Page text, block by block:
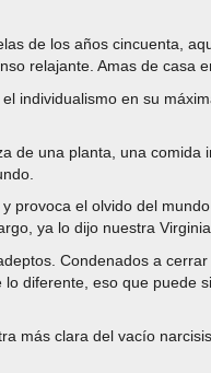
de los años cincuenta,
relajante. Amas de casa
individualismo en su
de una planta, una
provoca el olvido del
ya lo dijo nuestra
Condenados a
diferente, eso que
más clara del vacío